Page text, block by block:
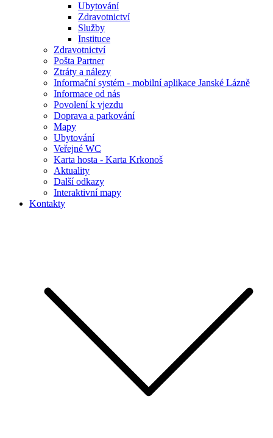
Ubytování
Zdravotnictví
Služby
Instituce
Zdravotnictví
Pošta Partner
Ztráty a nálezy
Informační systém - mobilní aplikace Janské Lázně
Informace od nás
Povolení k vjezdu
Doprava a parkování
Mapy
Ubytování
Veřejné WC
Karta hosta - Karta Krkonoš
Aktuality
Další odkazy
Interaktivní mapy
Kontakty